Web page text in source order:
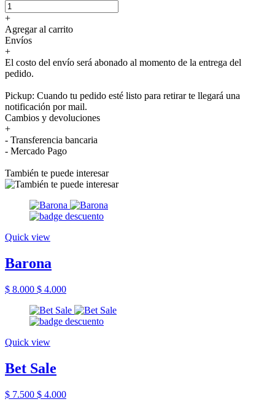
+
Agregar al carrito
Envíos
+
El costo del envío será abonado al momento de la entrega del
pedido.
Pickup: Cuando tu pedido esté listo para retirar te llegará una
notificación por mail.
Cambios y devoluciones
+
- Transferencia bancaria
- Mercado Pago
También te puede interesar
Quick view
Barona
$ 8.000 $ 4.000
Quick view
Bet Sale
$ 7.500 $ 4.000